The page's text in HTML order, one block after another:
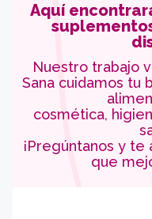
Aquí
Nuestro trabajo
Sana cuidamos tu
cosmética,
¡Pregúntanos y
que